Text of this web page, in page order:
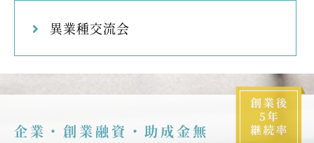
異業種交流会
企業・創業融資・助成金無